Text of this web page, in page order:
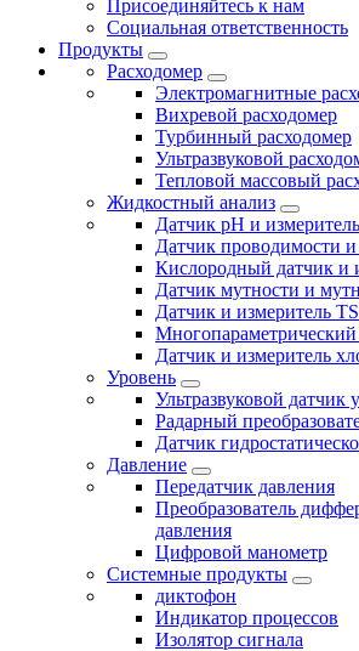
Присоединяйтесь к нам
Социальная ответственность
Продукты
Расходомер
Электромагнитные
Вихревой расходомер
Турбинный расходомер
Ультразвуковой
Тепловой массовый
Жидкостный анализ
Датчик pH и измеритель
Датчик проводимости и
Кислородный датчик и
Датчик мутности и
Датчик и измеритель
Многопараметрический
Датчик и измеритель
Уровень
Ультразвуковой датчик
Радарный
Датчик
Давление
Передатчик давления
Преобразователь
давления
Цифровой манометр
Системные продукты
диктофон
Индикатор процессов
Изолятор сигнала